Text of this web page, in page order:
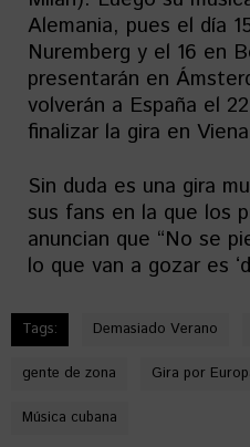
Alemania, pues el día
Nuremberg y el 16 en
presentarán en
volverán a España el
finalizar la gira en
Sin duda es una gira
sus fans en la que los
anuncian que “No se
lo que van a gozar es
Tags: Demasiado Verano
gente de zona Gira por
Música cubana